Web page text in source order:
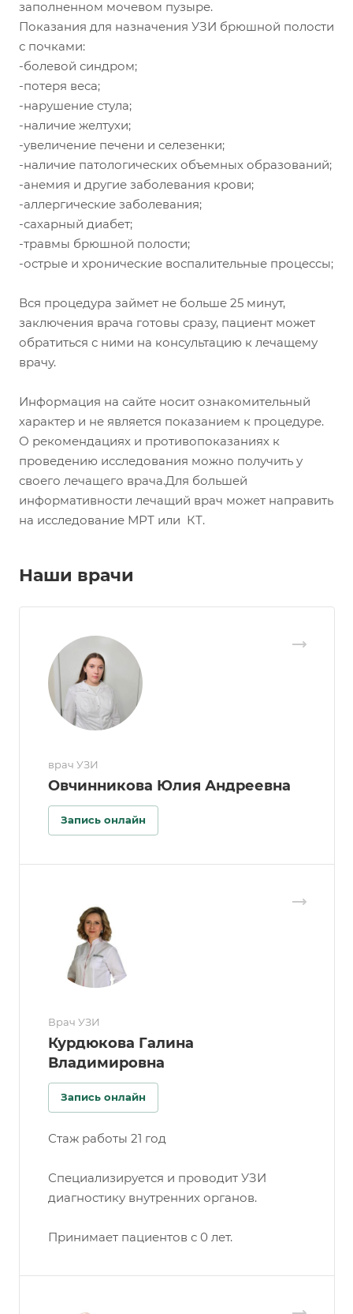
заполненном мочевом пузыре.
Показания для назначения УЗИ брюшной полости
с почками:
-болевой синдром;
-потеря веса;
-нарушение стула;
-наличие желтухи;
-увеличение печени и селезенки;
-наличие патологических объемных образований;
-анемия и другие заболевания крови;
-аллергические заболевания;
-сахарный диабет;
-травмы брюшной полости;
-острые и хронические воспалительные процессы;
Вся процедура займет не больше 25 минут,
заключения врача готовы сразу, пациент может
обратиться с ними на консультацию к лечащему
врачу.
Информация на сайте носит ознакомительный
характер и не является показанием к процедуре.
О рекомендациях и противопоказаниях к
проведению исследования можно получить у
своего лечащего врача.Для большей
информативности лечащий врач может направить
на исследование МРТ или КТ.
Наши врачи
врач УЗИ
Овчинникова Юлия Андреевна
Запись онлайн
Врач УЗИ
Курдюкова Галина
Владимировна
Запись онлайн
Стаж работы 21 год
Специализируется и проводит УЗИ
диагностику внутренних органов.
Принимает пациентов с 0 лет.